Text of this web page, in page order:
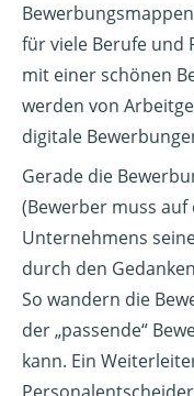
für viele Berufe und
mit einer schönen
werden von
digitale
Gerade die
(Bewerber muss
Unternehmens
durch den
So wandern die
der „passende“
kann. Ein